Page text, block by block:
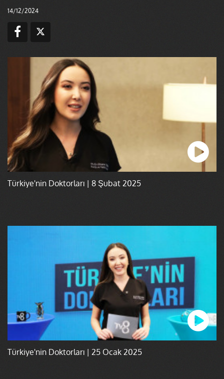
14/12/2024
Türkiye'nin Doktorları | 8 Şubat 2025
Türkiye'nin Doktorları | 25 Ocak 2025